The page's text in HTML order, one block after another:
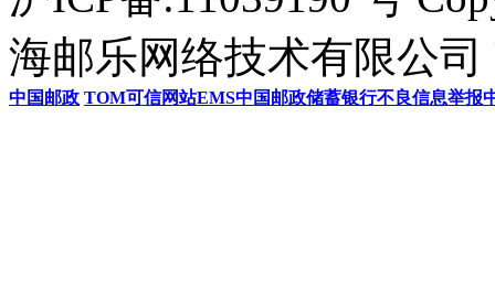
海邮乐网络技术有限公司
中国邮政 TOM可信网站EMS中国邮政储蓄银行不良信息举报